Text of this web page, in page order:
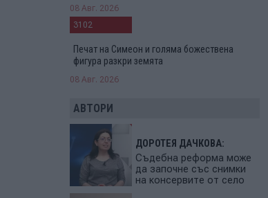
08 Авг. 2026
3102
Печат на Симеон и голяма божествена
фигура разкри земята
08 Авг. 2026
АВТОРИ
ДОРОТЕЯ ДАЧКОВА:
Съдебна реформа може
да започне със снимки
на консервите от село